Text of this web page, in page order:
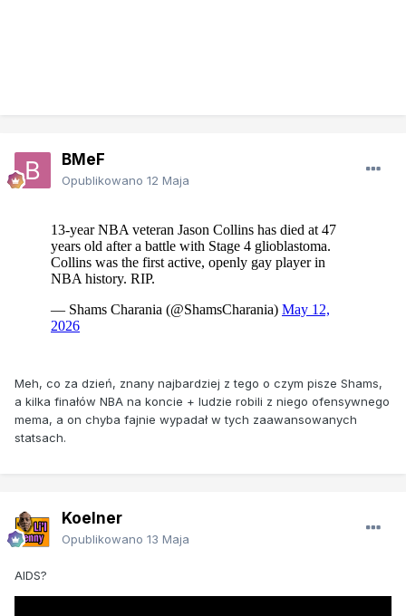
BMeF
Opublikowano 12 Maja
Meh, co za dzień, znany najbardziej z tego o czym pisze Shams,
a kilka finałów NBA na koncie + ludzie robili z niego ofensywnego
mema, a on chyba fajnie wypadał w tych zaawansowanych
statsach.
Koelner
Opublikowano 13 Maja
AIDS?